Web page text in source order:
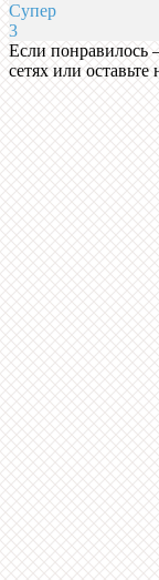
Супер
3
Если понравилось
сетях или